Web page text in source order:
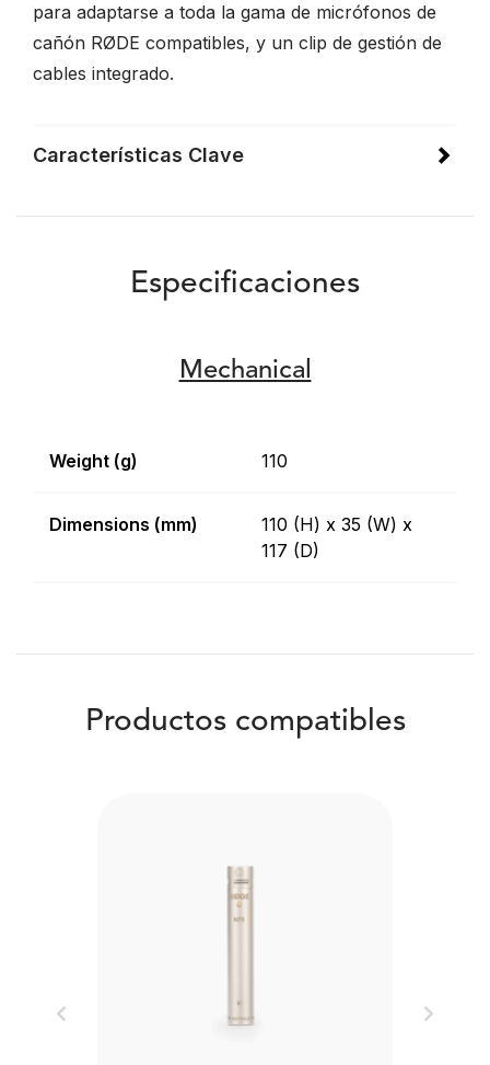
para adaptarse a toda la gama de micrófonos de
cañón RØDE compatibles, y un clip de gestión de
cables integrado.
Características Clave
Especificaciones
Mechanical
Weight (g) 110
Dimensions (mm)
110 (H) x 35 (W) x
117 (D)
Productos compatibles
Previous Next